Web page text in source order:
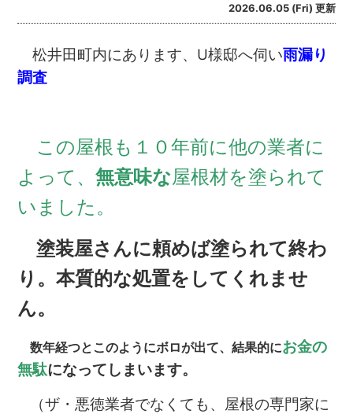
2026.06.05 (Fri) 更新
松井田町内にあります、U様邸へ伺い雨漏り
調査
この屋根も１０年前に他の業者に
よって、無意味な屋根材を塗られて
いました。
塗装屋さんに頼めば塗られて終わ
り。本質的な処置をしてくれませ
ん。
数年経つとこのようにボロが出て、結果的にお金の
無駄になってしまいます。
（ザ・悪徳業者でなくても、屋根の専門家に